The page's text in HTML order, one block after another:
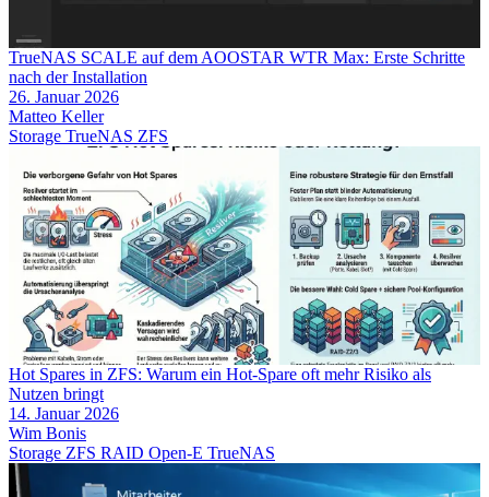
TrueNAS SCALE auf dem AOOSTAR WTR Max: Erste Schritte
nach der Installation
26. Januar 2026
Matteo Keller
Storage TrueNAS ZFS
Hot Spares in ZFS: Warum ein Hot-Spare oft mehr Risiko als
Nutzen bringt
14. Januar 2026
Wim Bonis
Storage ZFS RAID Open-E TrueNAS